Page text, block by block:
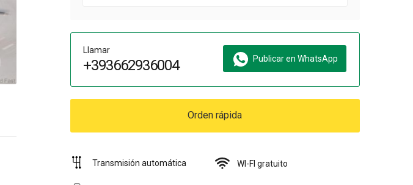
Llamar
+393662936004 Publicar en WhatsApp
Orden rápida
Transmisión automática WI-FI gratuito